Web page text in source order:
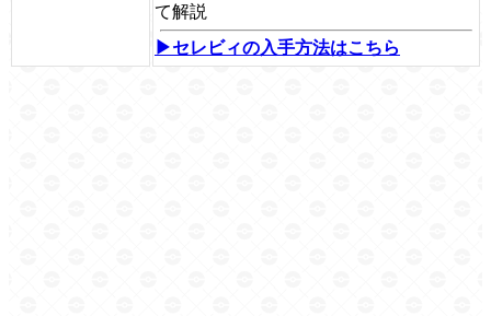
て解説
▶セレビィの入手方法はこちら